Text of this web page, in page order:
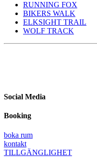
RUNNING FOX
BIKERS WALK
ELKSIGHT TRAIL
WOLF TRACK
Social Media
Booking
boka rum
kontakt
TILLGÄNGLIGHET